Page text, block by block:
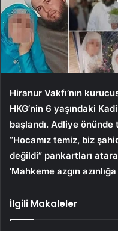
Hiranur Vakfı’nın
HKG’nin 6 yaşındaki
başlandı. Adliye
“Hocamız temiz, biz
değildi” pankartları
‘Mahkeme azgın
İlgili Makaleler